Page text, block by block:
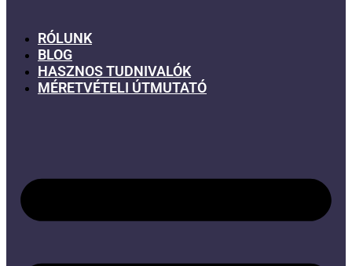
RÓLUNK
BLOG
HASZNOS TUDNIVALÓK
MÉRETVÉTELI ÚTMUTATÓ